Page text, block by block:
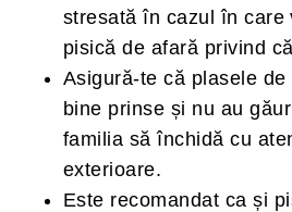
stresată în cazul în care
pisică de afară privind
Asigură-te că plasele
bine prinse și nu au
familia să închidă cu
exterioare.
Este recomandat ca și